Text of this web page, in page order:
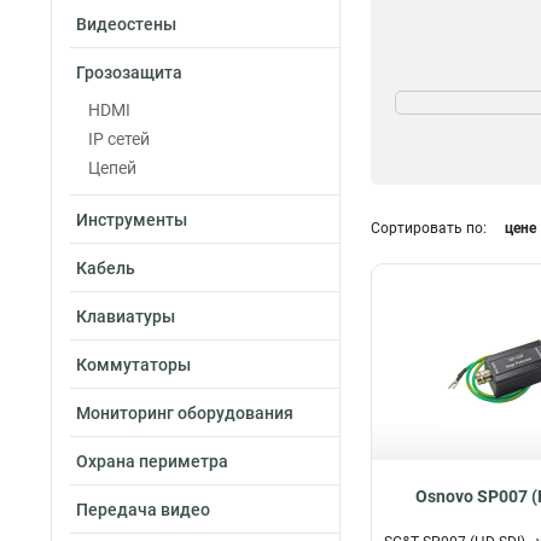
Видеостены
Грозозащита
HDMI
IP сетей
Цепей
Инструменты
Кабель
Клавиатуры
Коммутаторы
Мониторинг оборудования
Охрана периметра
Передача видео
72x90x61мм 1
483x185.5x44мм
14x89x65мм 2
Полоса
Сортировать по: цене
Osnovo SP007